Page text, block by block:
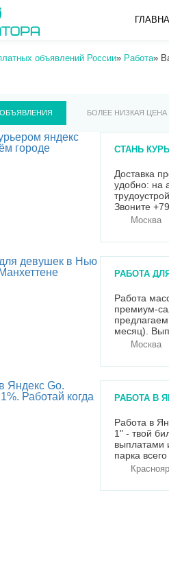
объявлений России» Работа»
БОЛЕЕ НИЗКАЯ
СТАНЬ
Доставка
удобно: на
Звоните
Москва
РАБОТА
Работа
премиум-
месяц).
с нуля
Москва
РАБОТА В
Работа в
1" - твой
выплатами
парка